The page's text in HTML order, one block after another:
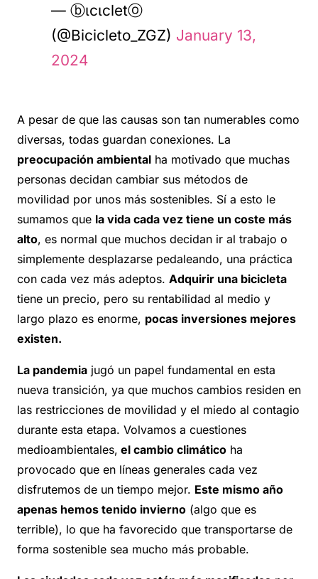
— ⓑιcιcletⓞ
(@Bicicleto_ZGZ) January 13,
2024
A pesar de que las causas son tan numerables como
diversas, todas guardan conexiones. La
preocupación ambiental ha motivado que muchas
personas decidan cambiar sus métodos de
movilidad por unos más sostenibles. Sí a esto le
sumamos que la vida cada vez tiene un coste más
alto, es normal que muchos decidan ir al trabajo o
simplemente desplazarse pedaleando, una práctica
con cada vez más adeptos. Adquirir una bicicleta
tiene un precio, pero su rentabilidad al medio y
largo plazo es enorme, pocas inversiones mejores
existen.
La pandemia jugó un papel fundamental en esta
nueva transición, ya que muchos cambios residen en
las restricciones de movilidad y el miedo al contagio
durante esta etapa. Volvamos a cuestiones
medioambientales, el cambio climático ha
provocado que en líneas generales cada vez
disfrutemos de un tiempo mejor. Este mismo año
apenas hemos tenido invierno (algo que es
terrible), lo que ha favorecido que transportarse de
forma sostenible sea mucho más probable.